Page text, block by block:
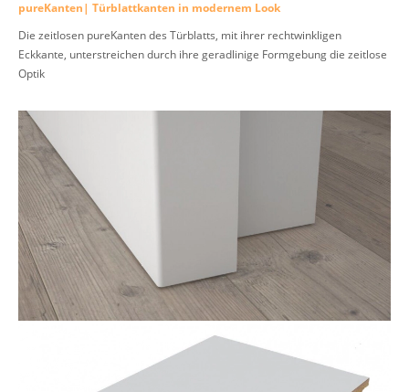
pureKanten| Türblattkanten in modernem Look
Die zeitlosen pureKanten des Türblatts, mit ihrer rechtwinkligen
Eckkante, unterstreichen durch ihre geradlinige Formgebung die zeitlose
Optik